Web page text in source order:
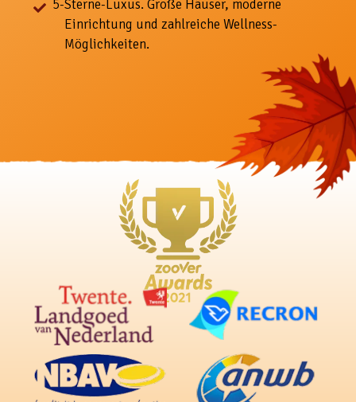
5-Sterne-Luxus. Große Häuser, moderne
Einrichtung und zahlreiche Wellness-
Möglichkeiten.